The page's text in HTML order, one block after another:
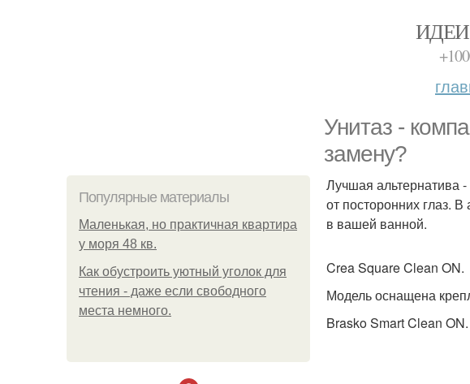
Унитаз -
замену?
Популярные материалы
Маленькая, но практичная квартира
у моря 48 кв.
Как обустроить уютный уголок для
чтения - даже если свободного
места немного.
Лучшая альтернатива
от посторонних глаз.
в вашей ванной.
Crea Square Clean ON.
Модель оснащена
Brasko Smart Clean ON.